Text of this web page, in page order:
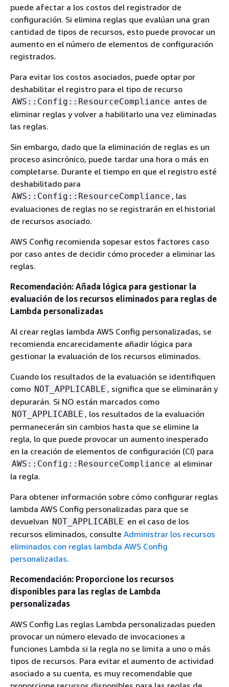
puede afectar a los costos del registrador de
configuración. Si elimina reglas que evalúan una gran
cantidad de tipos de recursos, esto puede provocar un
aumento en el número de elementos de configuración
registrados.
Para evitar los costos asociados, puede optar por
deshabilitar el registro para el tipo de recurso
AWS::Config::ResourceCompliance antes de
eliminar reglas y volver a habilitarlo una vez eliminadas
las reglas.
Sin embargo, dado que la eliminación de reglas es un
proceso asincrónico, puede tardar una hora o más en
completarse. Durante el tiempo en que el registro esté
deshabilitado para
AWS::Config::ResourceCompliance , las
evaluaciones de reglas no se registrarán en el historial
de recursos asociado.
AWS Config recomienda sopesar estos factores caso
por caso antes de decidir cómo proceder a eliminar las
reglas.
Recomendación: Añada lógica para gestionar la
evaluación de los recursos eliminados para reglas de
Lambda personalizadas
Al crear reglas lambda AWS Config personalizadas, se
recomienda encarecidamente añadir lógica para
gestionar la evaluación de los recursos eliminados.
Cuando los resultados de la evaluación se identifiquen
como NOT_APPLICABLE , significa que se eliminarán y
depurarán. Si NO están marcados como
NOT_APPLICABLE , los resultados de la evaluación
permanecerán sin cambios hasta que se elimine la
regla, lo que puede provocar un aumento inesperado
en la creación de elementos de configuración (CI) para
AWS::Config::ResourceCompliance al eliminar
la regla.
Para obtener información sobre cómo configurar reglas
lambda AWS Config personalizadas para que se
devuelvan NOT_APPLICABLE en el caso de los
recursos eliminados, consulte Administrar los recursos
eliminados con reglas lambda AWS Config
personalizadas.
Recomendación: Proporcione los recursos
disponibles para las reglas de Lambda
personalizadas
AWS Config Las reglas Lambda personalizadas pueden
provocar un número elevado de invocaciones a
funciones Lambda si la regla no se limita a uno o más
tipos de recursos. Para evitar el aumento de actividad
asociado a su cuenta, es muy recomendable que